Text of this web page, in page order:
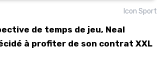
Icon Sport
de temps de jeu, Neal
à profiter de son contrat XXL